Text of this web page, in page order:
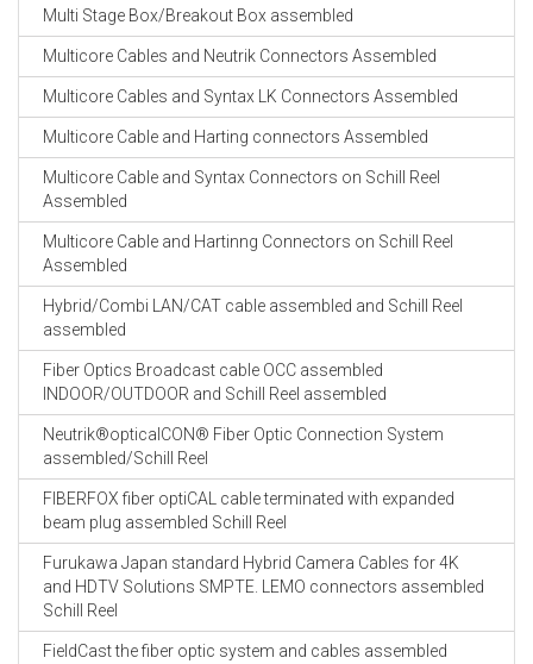
Multi Stage Box/Breakout Box assembled
Multicore Cables and Neutrik Connectors Assembled
Multicore Cables and Syntax LK Connectors Assembled
Multicore Cable and Harting connectors Assembled
Multicore Cable and Syntax Connectors on Schill Reel
Assembled
Multicore Cable and Hartinng Connectors on Schill Reel
Assembled
Hybrid/Combi LAN/CAT cable assembled and Schill Reel
assembled
Fiber Optics Broadcast cable OCC assembled
INDOOR/OUTDOOR and Schill Reel assembled
Neutrik®opticalCON® Fiber Optic Connection System
assembled/Schill Reel
FIBERFOX fiber optiCAL cable terminated with expanded
beam plug assembled Schill Reel
Furukawa Japan standard Hybrid Camera Cables for 4K
and HDTV Solutions SMPTE. LEMO connectors assembled
Schill Reel
FieldCast the fiber optic system and cables assembled